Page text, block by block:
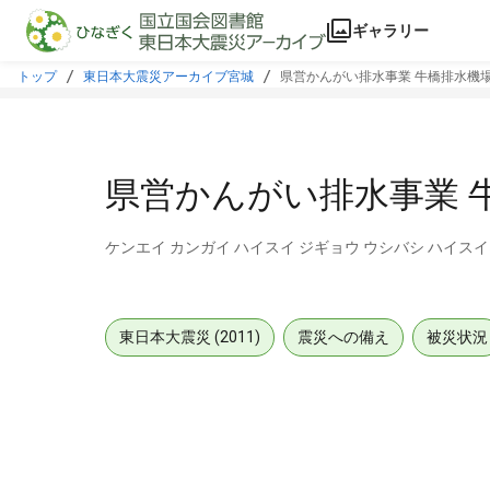
本文に飛ぶ
ギャラリー
トップ 東日本大震災アーカイブ宮城 県営かんがい排水事業 牛橋排水機
県営かんがい排水事業
ケンエイ カンガイ ハイスイ ジギョウ ウシバシ ハイス
東日本大震災 (2011) 震災への備え 被災状況